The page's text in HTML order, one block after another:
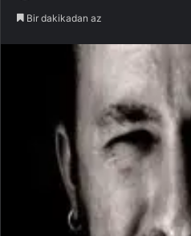
Bir dakikadan az